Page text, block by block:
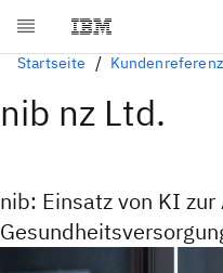
Startseite
nib nz Ltd.
nib: Einsatz von KI